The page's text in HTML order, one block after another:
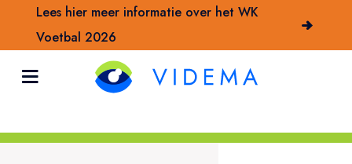
Lees hier meer informatie over het WK
Voetbal 2026